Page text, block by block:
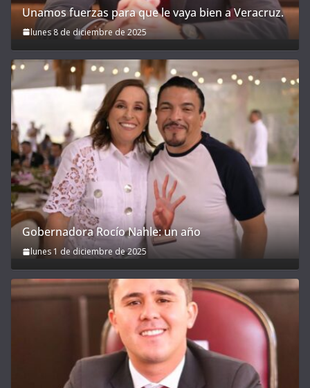
Unamos fuerzas para que le vaya bien a Veracruz.
lunes 8 de diciembre de 2025
Gobernadora Rocío Nahle: un año
lunes 1 de diciembre de 2025